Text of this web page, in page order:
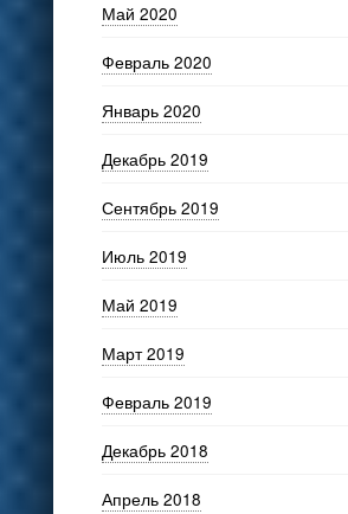
Май 2020
Февраль 2020
Январь 2020
Декабрь 2019
Сентябрь 2019
Июль 2019
Май 2019
Март 2019
Февраль 2019
Декабрь 2018
Апрель 2018